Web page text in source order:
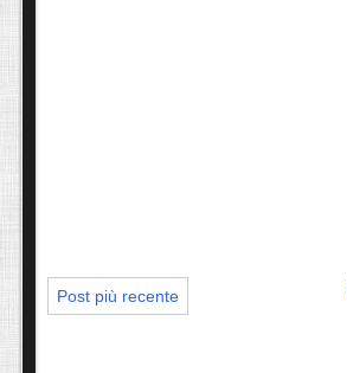
Post più recente